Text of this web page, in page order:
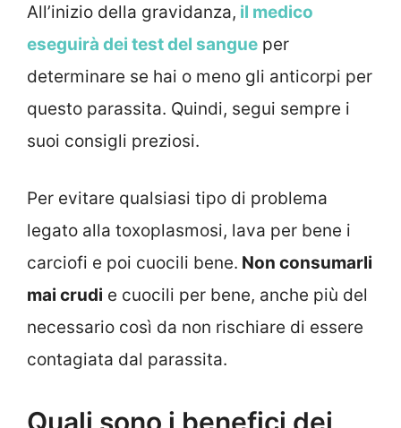
All’inizio della gravidanza, il medico
eseguirà dei test del sangue per
determinare se hai o meno gli anticorpi per
questo parassita. Quindi, segui sempre i
suoi consigli preziosi.
Per evitare qualsiasi tipo di problema
legato alla toxoplasmosi, lava per bene i
carciofi e poi cuocili bene. Non consumarli
mai crudi e cuocili per bene, anche più del
necessario così da non rischiare di essere
contagiata dal parassita.
Quali sono i benefici dei